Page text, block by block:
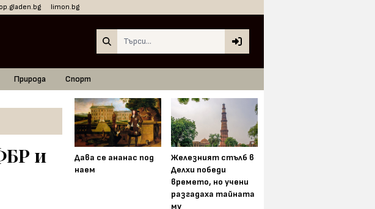
limon.bg
Природа Спорт
и
Дава се ананас под
наем
Железният стълб в
Делхи победи
времето, но учени
разгадаха тайната
му